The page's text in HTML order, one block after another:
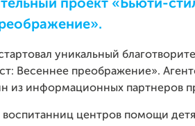
проект «Бьюти-
уникальный
Весеннее преображение».
из информационных партнеров
воспитанниц центров помощи